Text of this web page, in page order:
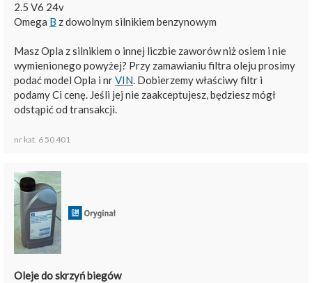
2.5 V6 24v
Omega B z dowolnym silnikiem benzynowym
Masz Opla z silnikiem o innej liczbie zaworów niż osiem i nie
wymienionego powyżej? Przy zamawianiu filtra oleju prosimy
podać model Opla i nrVIN. Dobierzemy właściwy filtr i
podamy Ci cenę. Jeśli jej nie zaakceptujesz, będziesz mógł
odstąpić od transakcji.
nr kat. 6 50 401
Oleje do skrzyń biegów